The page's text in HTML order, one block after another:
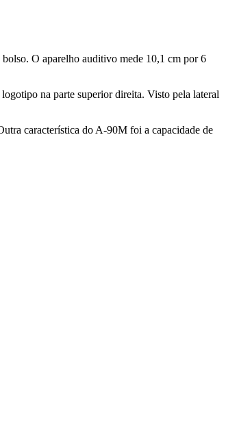
O aparelho auditivo mede 10,1 cm por 6
na parte superior direita. Visto pela lateral
característica do A-90M foi a capacidade de